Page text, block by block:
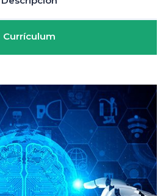
Currículum